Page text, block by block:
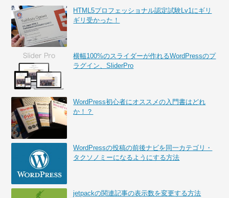
HTML5プロフェッショナル認定試験Lv1にギリ
ギリ受かった！
横幅100%のスライダーが作れるWordPressのプ
ラグイン、SliderPro
WordPress初心者にオススメの入門書はどれ
か！？
WordPressの投稿の前後ナビを同一カテゴリ・
タクソノミーになるようにする方法
jetpackの関連記事の表示数を変更する方法